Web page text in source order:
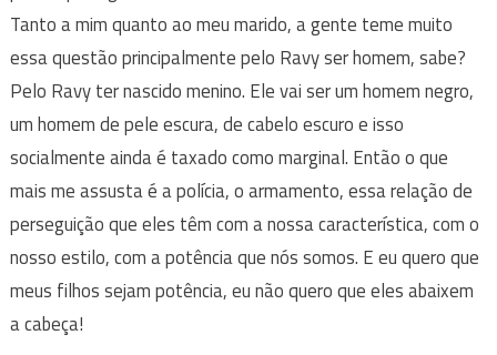
Tanto a mim quanto ao meu marido, a gente teme muito
essa questão principalmente pelo Ravy ser homem, sabe?
Pelo Ravy ter nascido menino. Ele vai ser um homem negro,
um homem de pele escura, de cabelo escuro e isso
socialmente ainda é taxado como marginal. Então o que
mais me assusta é a polícia, o armamento, essa relação de
perseguição que eles têm com a nossa característica, com o
nosso estilo, com a potência que nós somos. E eu quero que
meus filhos sejam potência, eu não quero que eles abaixem
a cabeça!